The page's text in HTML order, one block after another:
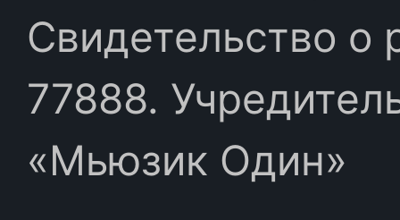
Свидетельство
77888.
«Мьюзик Один»